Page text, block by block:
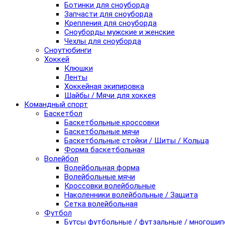
Ботинки для сноуборда
Запчасти для сноуборда
Крепления для сноуборда
Сноуборды мужские и женские
Чехлы для сноуборда
Сноутюбинги
Хоккей
Клюшки
Ленты
Хоккейная экипировка
Шайбы / Мячи для хоккея
Командный спорт
Баскетбол
Баскетбольные кроссовки
Баскетбольные мячи
Баскетбольные стойки / Щиты / Кольца
Форма баскетбольная
Волейбол
Волейбольная форма
Волейбольные мячи
Кроссовки волейбольные
Наколенники волейбольные / Защита
Сетка волейбольная
Футбол
Бутсы футбольные / футзальные /